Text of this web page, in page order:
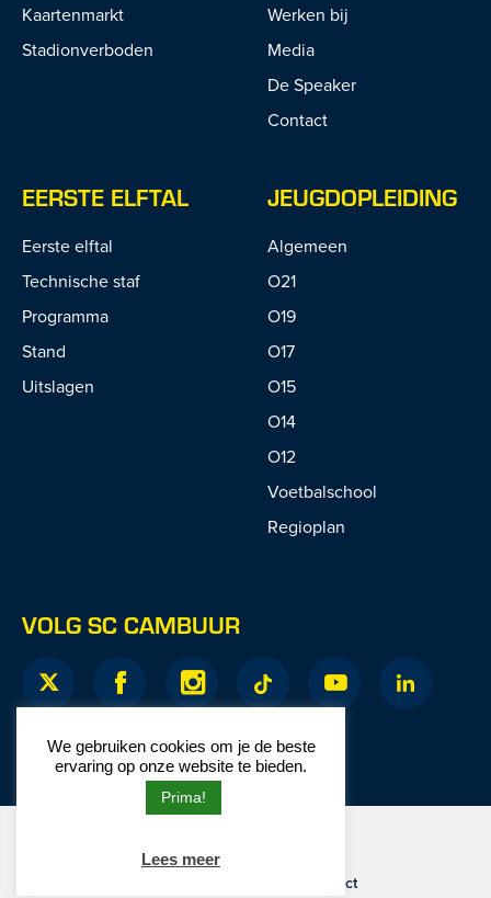
Kaartenmarkt
Stadionverboden
Werken bij
Media
De Speaker
Contact
EERSTE ELFTAL
Eerste elftal
Technische staf
Programma
Stand
Uitslagen
JEUGDOPLEIDING
Algemeen
O21
O19
O17
O15
O14
O12
Voetbalschool
Regioplan
VOLG SC CAMBUUR
Website door
Contact
We gebruiken cookies om je de beste
ervaring op onze website te bieden.
Prima!
Lees meer